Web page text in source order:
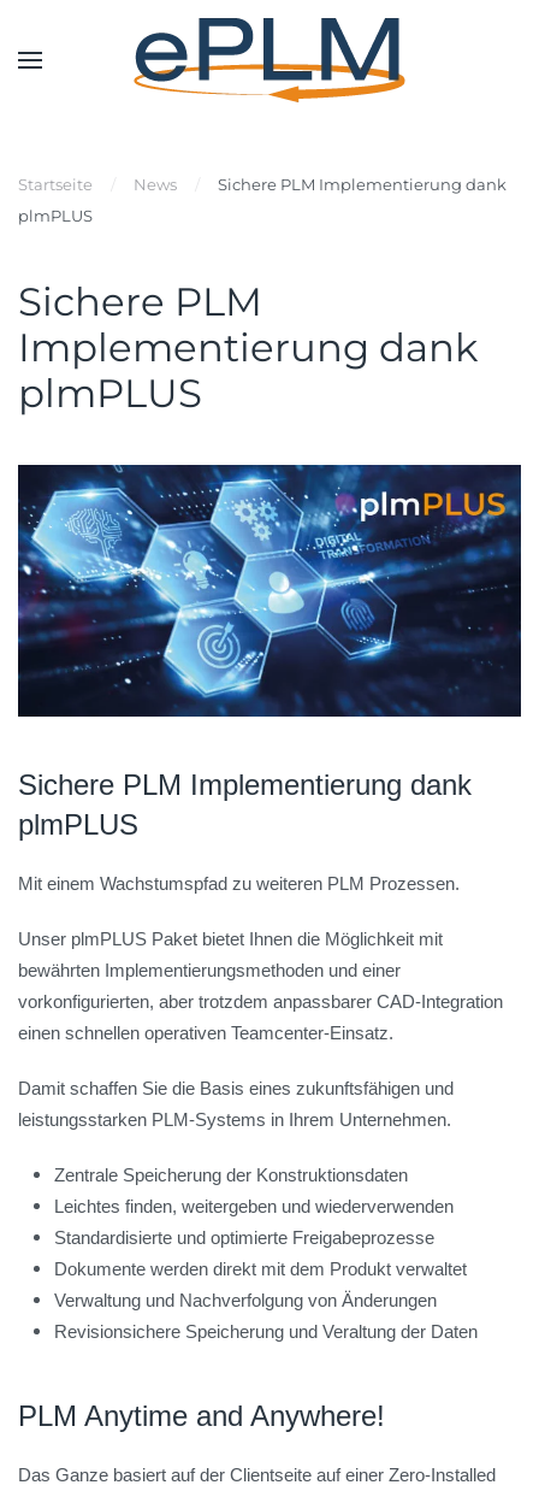
Startseite News
Sichere PLM Implementierung dank
plmPLUS
Sichere PLM
Implementierung dank
plmPLUS
Sichere PLM Implementierung dank
plmPLUS
Mit einem Wachstumspfad zu weiteren PLM Prozessen.
Unser plmPLUS Paket bietet Ihnen die Möglichkeit mit
bewährten Implementierungsmethoden und einer
vorkonfigurierten, aber trotzdem anpassbarer CAD-Integration
einen schnellen operativen Teamcenter-Einsatz.
Damit schaffen Sie die Basis eines zukunftsfähigen und
leistungsstarken PLM-Systems in Ihrem Unternehmen.
Zentrale Speicherung der Konstruktionsdaten
Leichtes finden, weitergeben und wiederverwenden
Standardisierte und optimierte Freigabeprozesse
Dokumente werden direkt mit dem Produkt verwaltet
Verwaltung und Nachverfolgung von Änderungen
Revisionsichere Speicherung und Veraltung der Daten
PLM Anytime and Anywhere!
Das Ganze basiert auf der Clientseite auf einer Zero-Installed